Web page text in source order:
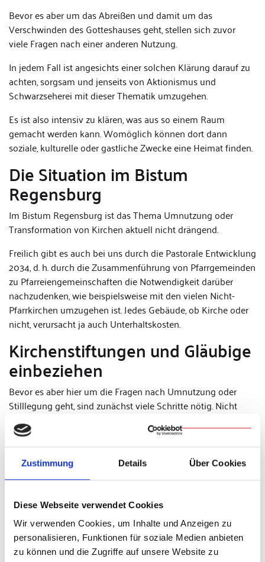
Zustimmung Details Über Cookies
Diese Webseite verwendet Cookies
Wir verwenden Cookies, um Inhalte und Anzeigen zu
personalisieren, Funktionen für soziale Medien anbieten
zu können und die Zugriffe auf unsere Website zu
Bevor es aber um das Abreißen und damit um das
Verschwinden des Gotteshauses geht, stellen sich zuvor
viele Fragen nach einer anderen Nutzung.
In jedem Fall ist angesichts einer solchen Klärung darauf zu
achten, sorgsam und jenseits von Aktionismus und
Schwarzseherei mit dieser Thematik umzugehen.
Es ist also intensiv zu klären, was aus so einem Raum
gemacht werden kann. Womöglich können dort dann
soziale, kulturelle oder gastliche Zwecke eine Heimat finden.
Die Situation im Bistum
Regensburg
Im Bistum Regensburg ist das Thema Umnutzung oder
Transformation von Kirchen aktuell nicht drängend.
Freilich gibt es auch bei uns durch die Pastorale Entwicklung
2034, d. h. durch die Zusammenführung von Pfarrgemeinden
zu Pfarreiengemeinschaften die Notwendigkeit darüber
nachzudenken, wie beispielsweise mit den vielen Nicht-
Pfarrkirchen umzugehen ist. Jedes Gebäude, ob Kirche oder
nicht, verursacht ja auch Unterhaltskosten.
Kirchenstiftungen und Gläubige
einbeziehen
Bevor es aber hier um die Fragen nach Umnutzung oder
Stilllegung geht, sind zunächst viele Schritte nötig. Nicht
zuletzt ist maßgeblich wie die jeweiligen Kirchenstiftungen,
vielfach sind sie die Eigentümerinnen der Kirchen, sich dazu
verhalten. Kirchen aufzugeben, ist ein äußerst emotionales
Thema für viele Gläubige, und deshalb ist hierbei ein
sorgfältiges Abwägen ratsam.
Profanierung braucht klare
Vorgaben
Darüber hinaus gibt es eine Reihe von Vorgaben, wenn es
um die Profanierung eines sakralen Gebäudes geht. Da gibt